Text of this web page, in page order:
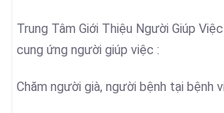
Trung Tâm Giới Thiệu Người Giúp
cung ứng người giúp việc :
Chăm người già, người bệnh tại bệnh